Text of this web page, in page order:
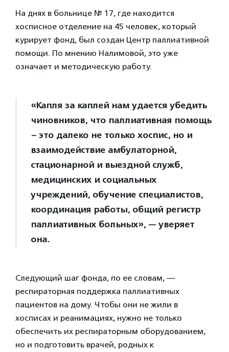
На днях в больнице № 17, где находится
хосписное отделение на 45 человек, который
курирует фонд, был создан Центр паллиативной
помощи. По мнению Налимовой, это уже
означает и методическую работу.
«Капля за каплей нам удается убедить
чиновников, что паллиативная помощь
– это далеко не только хоспис, но и
взаимодействие амбулаторной,
стационарной и выездной служб,
медицинских и социальных
учреждений, обучение специалистов,
координация работы, общий регистр
паллиативных больных», — уверяет
она.
Следующий шаг фонда, по ее словам, —
респираторная поддержка паллиативных
пациентов на дому. Чтобы они не жили в
хосписах и реанимациях, нужно не только
обеспечить их респираторным оборудованием,
но и подготовить врачей, родных к